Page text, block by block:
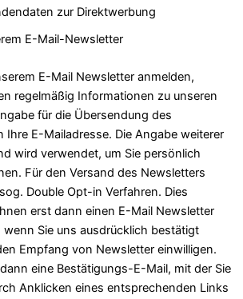
zur Direktwerbung
E-Mail-Newsletter
E-Mail Newsletter anmelden,
regelmäßig Informationen zu unseren
für die Übersendung des
Ihre E-Mailadresse. Die Angabe weiterer
wird verwendet, um Sie persönlich
Für den Versand des Newsletters
Double Opt-in Verfahren. Dies
erst dann einen E-Mail Newsletter
Sie uns ausdrücklich bestätigt
Empfang von Newsletter einwilligen.
eine Bestätigungs-E-Mail, mit der Sie
Anklicken eines entsprechenden Links